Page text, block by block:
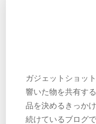
ガジェットショッ
響いた物を共有す
品を決めるきっか
続けているブログで